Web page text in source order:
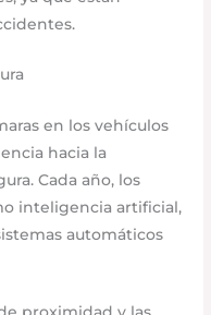
en los vehículos
hacia la
Cada año, los
inteligencia artificial,
automáticos